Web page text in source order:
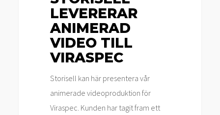
LEVERERAR
ANIMERAD
VIDEO TILL
VIRASPEC
Storisell kan här presentera vår
animerade videoproduktion för
Viraspec. Kunden har tagit fram ett